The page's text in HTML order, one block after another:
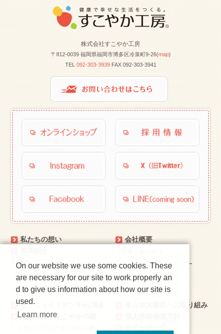
株式会社すこやか工房
〒812-0039 福岡県福岡市博多区冷泉町9-26(map)
TEL
092-303-3939FAX 092-303-3941
私たちの想い
安全・安心への取り組み
私たちの活動
お客様と私たち
会社概要
└ すこやか工房フォトツアー
オッショイ！ゲンキby博多
感動発見！すこやかの種
東日本大震災への取り組み
On our website we use some cookies. These
are necessary for our site to work properly an
d to give us information about how our site is
used.
Learn more